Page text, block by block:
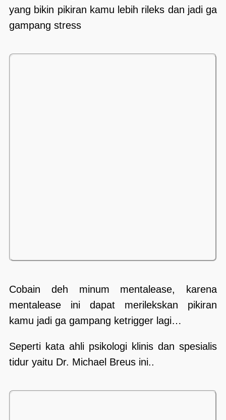
yang bikin pikiran kamu lebih rileks dan jadi ga
gampang stress
Cobain deh minum mentalease, karena
mentalease ini dapat merilekskan pikiran
kamu jadi ga gampang ketrigger lagi…
Seperti kata ahli psikologi klinis dan spesialis
tidur yaitu Dr. Michael Breus ini..